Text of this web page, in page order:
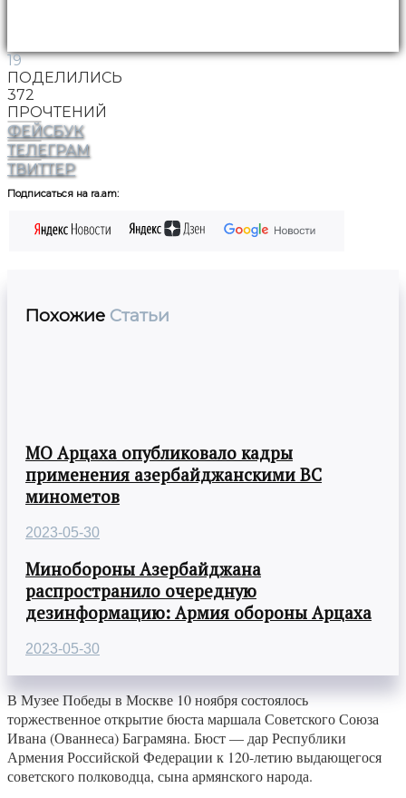
19
ПОДЕЛИЛИСЬ
372
ПРОЧТЕНИЙ
ФЕЙСБУК
ТЕЛЕГРАМ
ТВИТТЕР
Подписаться на ra.am:
Похожие Статьи
МО Арцаха опубликовало кадры
применения азербайджанскими ВС
минометов
2023-05-30
Минобороны Азербайджана
распространило очередную
дезинформацию: Армия обороны Арцаха
2023-05-30
В Музее Победы в Москве 10 ноября состоялось
торжественное открытие бюста маршала Советского Союза
Ивана (Ованнеса) Баграмяна. Бюст — дар Республики
Армения Российской Федерации к 120-летию выдающегося
советского полководца, сына армянского народа.